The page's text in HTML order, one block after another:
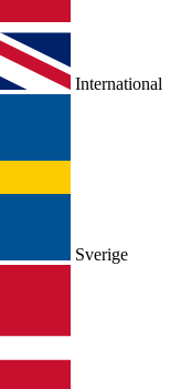
International
Sverige